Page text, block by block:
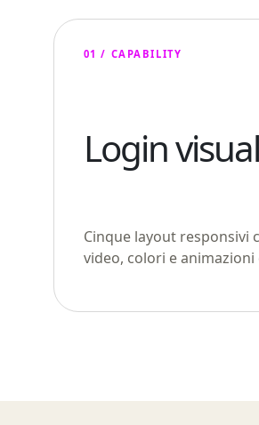
01 / CAPABILITY
Login
Cinque layout responsivi
video, colori e